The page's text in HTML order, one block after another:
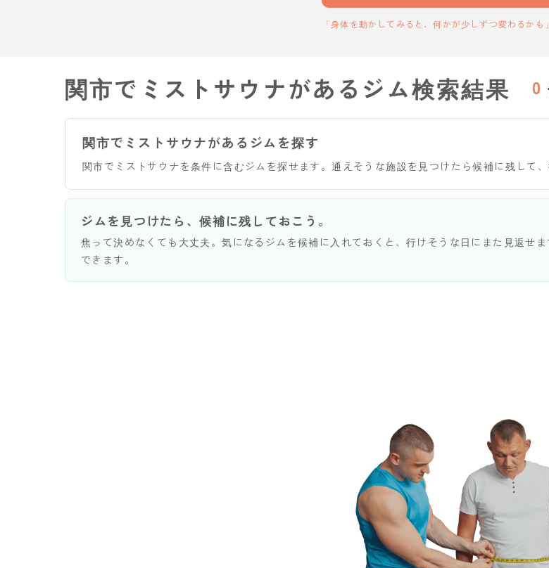
「身体を動かしてみると、何かが少しずつ変わるかも」
関市でミストサウナがあるジム検索結果 0
関市でミストサウナがあるジムを探す
関市でミストサウナを条件に含むジムを探せます。通えそうな施設を見つけたら候補に残して
ジムを見つけたら、候補に残しておこう。
焦って決めなくても大丈夫。気になるジムを候補に入れておくと、行けそうな日にまた見返せ
できます。